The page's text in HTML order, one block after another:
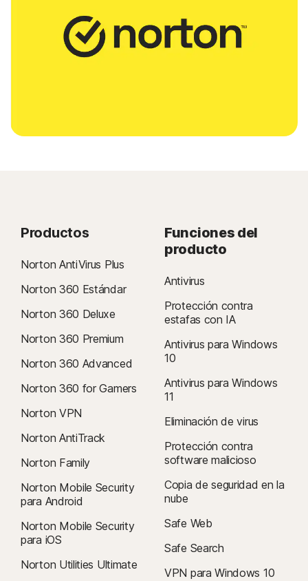
Productos
Norton AntiVirus Plus
Norton 360 Estándar
Norton 360 Deluxe
Norton 360 Premium
Norton 360 Advanced
Norton 360 for Gamers
Norton VPN
Norton AntiTrack
Norton Family
Norton Mobile Security
para Android
Norton Mobile Security
para iOS
Norton Utilities Ultimate
Funciones del
producto
Antivirus
Protección contra
estafas con IA
Antivirus para Windows
10
Antivirus para Windows
11
Eliminación de virus
Protección contra
software malicioso
Copia de seguridad en la
nube
Safe Web
Safe Search
VPN para Windows 10